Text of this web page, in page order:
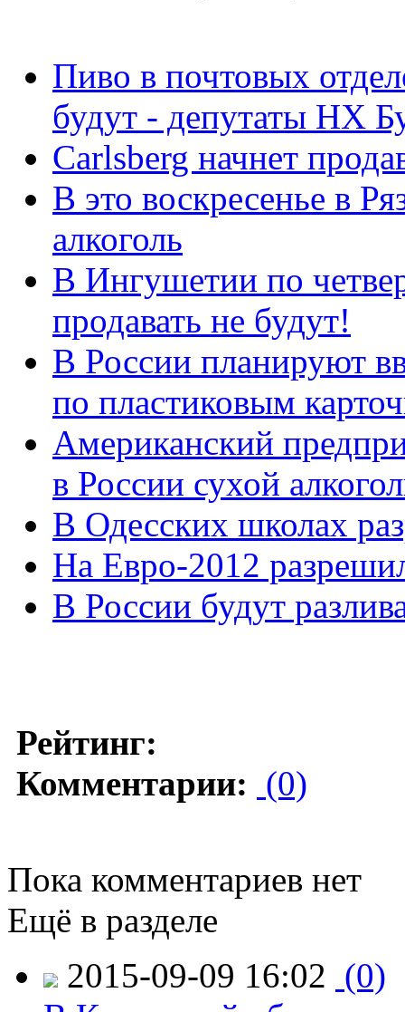
Пиво в почтовых
будут - депутаты НХ
Carlsberg начнет
В это воскресенье в
алкоголь
В Ингушетии по
продавать не будут!
В России планируют
по пластиковым
Американский
в России сухой
В Одесских школах
На Евро-2012
В России будут
Рейтинг:
Комментарии: (0)
Пока комментариев нет
Ещё в разделе
2015-09-09 16:02 (0)